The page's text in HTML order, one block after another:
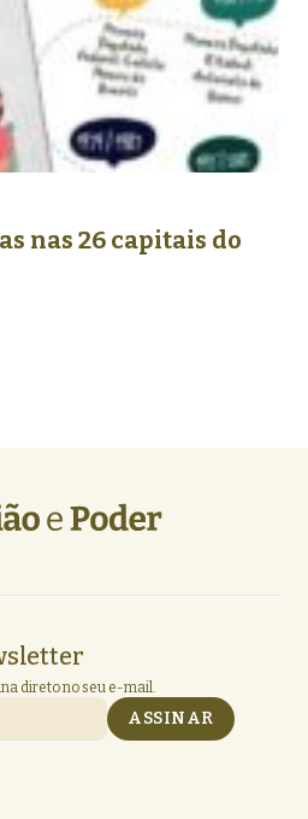
nas 26 capitais do
direto no seu e-mail.
ASSINAR